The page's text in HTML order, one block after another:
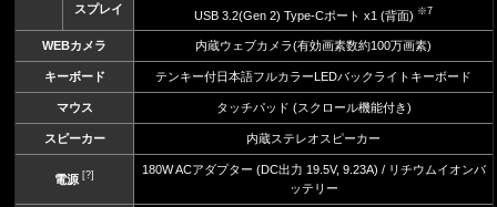
スプレイ
USB 3.2(Gen 2) Type-Cポート x1 (背面) ※7
WEBカメラ 内蔵ウェブカメラ(有効画素数約100万画素)
キーボード テンキー付日本語フルカラーLEDバックライトキーボード
マウス タッチパッド (スクロール機能付き)
スピーカー 内蔵ステレオスピーカー
電源 [?]
180W ACアダプター (DC出力 19.5V, 9.23A) / リチウムイオンバ
ッテリー